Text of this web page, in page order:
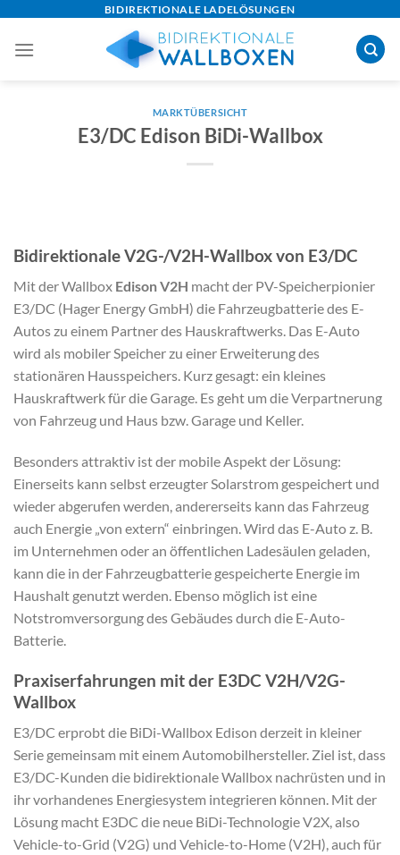
content
BIDIREKTIONALE LADELÖSUNGEN
MARKTÜBERSICHT
E3/DC Edison BiDi-Wallbox
Bidirektionale V2G-/V2H-Wallbox von E3/DC
Mit der Wallbox Edison V2H macht der PV-Speicherpionier
E3/DC (Hager Energy GmbH) die Fahrzeugbatterie des E-
Autos zu einem Partner des Hauskraftwerks. Das E-Auto
wird als mobiler Speicher zu einer Erweiterung des
stationären Hausspeichers. Kurz gesagt: ein kleines
Hauskraftwerk für die Garage. Es geht um die Verpartnerung
von Fahrzeug und Haus bzw. Garage und Keller.
Besonders attraktiv ist der mobile Aspekt der Lösung:
Einerseits kann selbst erzeugter Solarstrom gespeichert und
wieder abgerufen werden, andererseits kann das Fahrzeug
auch Energie „von extern“ einbringen. Wird das E-Auto z. B.
im Unternehmen oder an öffentlichen Ladesäulen geladen,
kann die in der Fahrzeugbatterie gespeicherte Energie im
Haushalt genutzt werden. Ebenso möglich ist eine
Notstromversorgung des Gebäudes durch die E-Auto-
Batterie.
Praxiserfahrungen mit der E3DC V2H/V2G-
Wallbox
E3/DC erprobt die BiDi-Wallbox Edison derzeit in kleiner
Serie gemeinsam mit einem Automobilhersteller. Ziel ist, dass
E3/DC-Kunden die bidirektionale Wallbox nachrüsten und in
ihr vorhandenes Energiesystem integrieren können. Mit der
Lösung macht E3DC die neue BiDi-Technologie V2X, also
Vehicle-to-Grid (V2G) und Vehicle-to-Home (V2H), auch für